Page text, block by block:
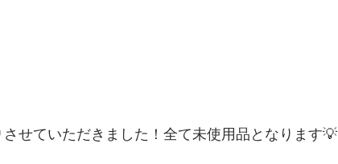
せていただきました！全て未使用品となります💡